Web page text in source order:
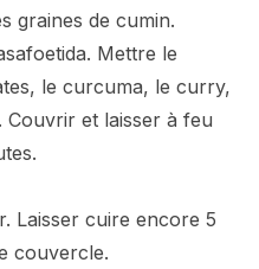
graines de cumin.
Mettre le
le curcuma, le curry,
Couvrir et laisser à feu
Laisser cuire encore 5
couvercle.